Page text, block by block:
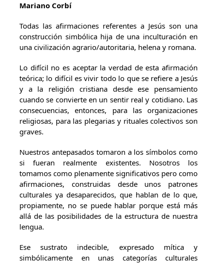
Mariano Corbí
Todas las afirmaciones referentes a Jesús son una
construcción simbólica hija de una inculturación en
una civilización agrario/autoritaria, helena y romana.
Lo difícil no es aceptar la verdad de esta afirmación
teórica; lo difícil es vivir todo lo que se refiere a Jesús
y a la religión cristiana desde ese pensamiento
cuando se convierte en un sentir real y cotidiano. Las
consecuencias, entonces, para las organizaciones
religiosas, para las plegarias y rituales colectivos son
graves.
Nuestros antepasados tomaron a los símbolos como
si fueran realmente existentes. Nosotros los
tomamos como plenamente significativos pero como
afirmaciones, construidas desde unos patrones
culturales ya desaparecidos, que hablan de lo que,
propiamente, no se puede hablar porque está más
allá de las posibilidades de la estructura de nuestra
lengua.
Ese sustrato indecible, expresado mítica y
simbólicamente en unas categorías culturales